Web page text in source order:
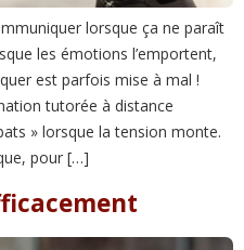
lorsque ça ne paraît
les émotions l’emportent,
est parfois mise à mal !
tutorée à distance
» lorsque la tension monte.
pour […]